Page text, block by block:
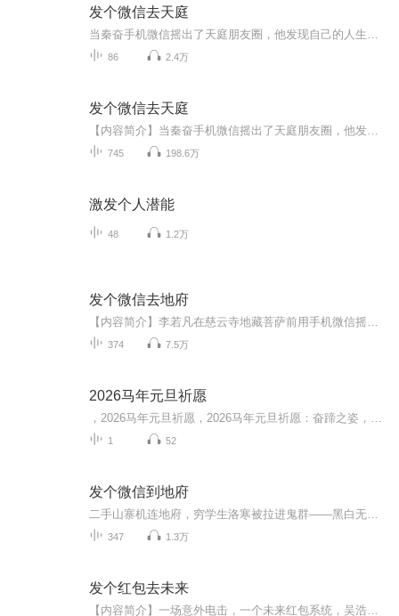
发个微信去天庭
86 2.4万
发个微信去天庭
745 198.6万
激发个人潜能
48 1.2万
发个微信去地府
374 7.5万
2026马年元旦祈愿
1 52
发个微信到地府
347 1.3万
发个红包去未来